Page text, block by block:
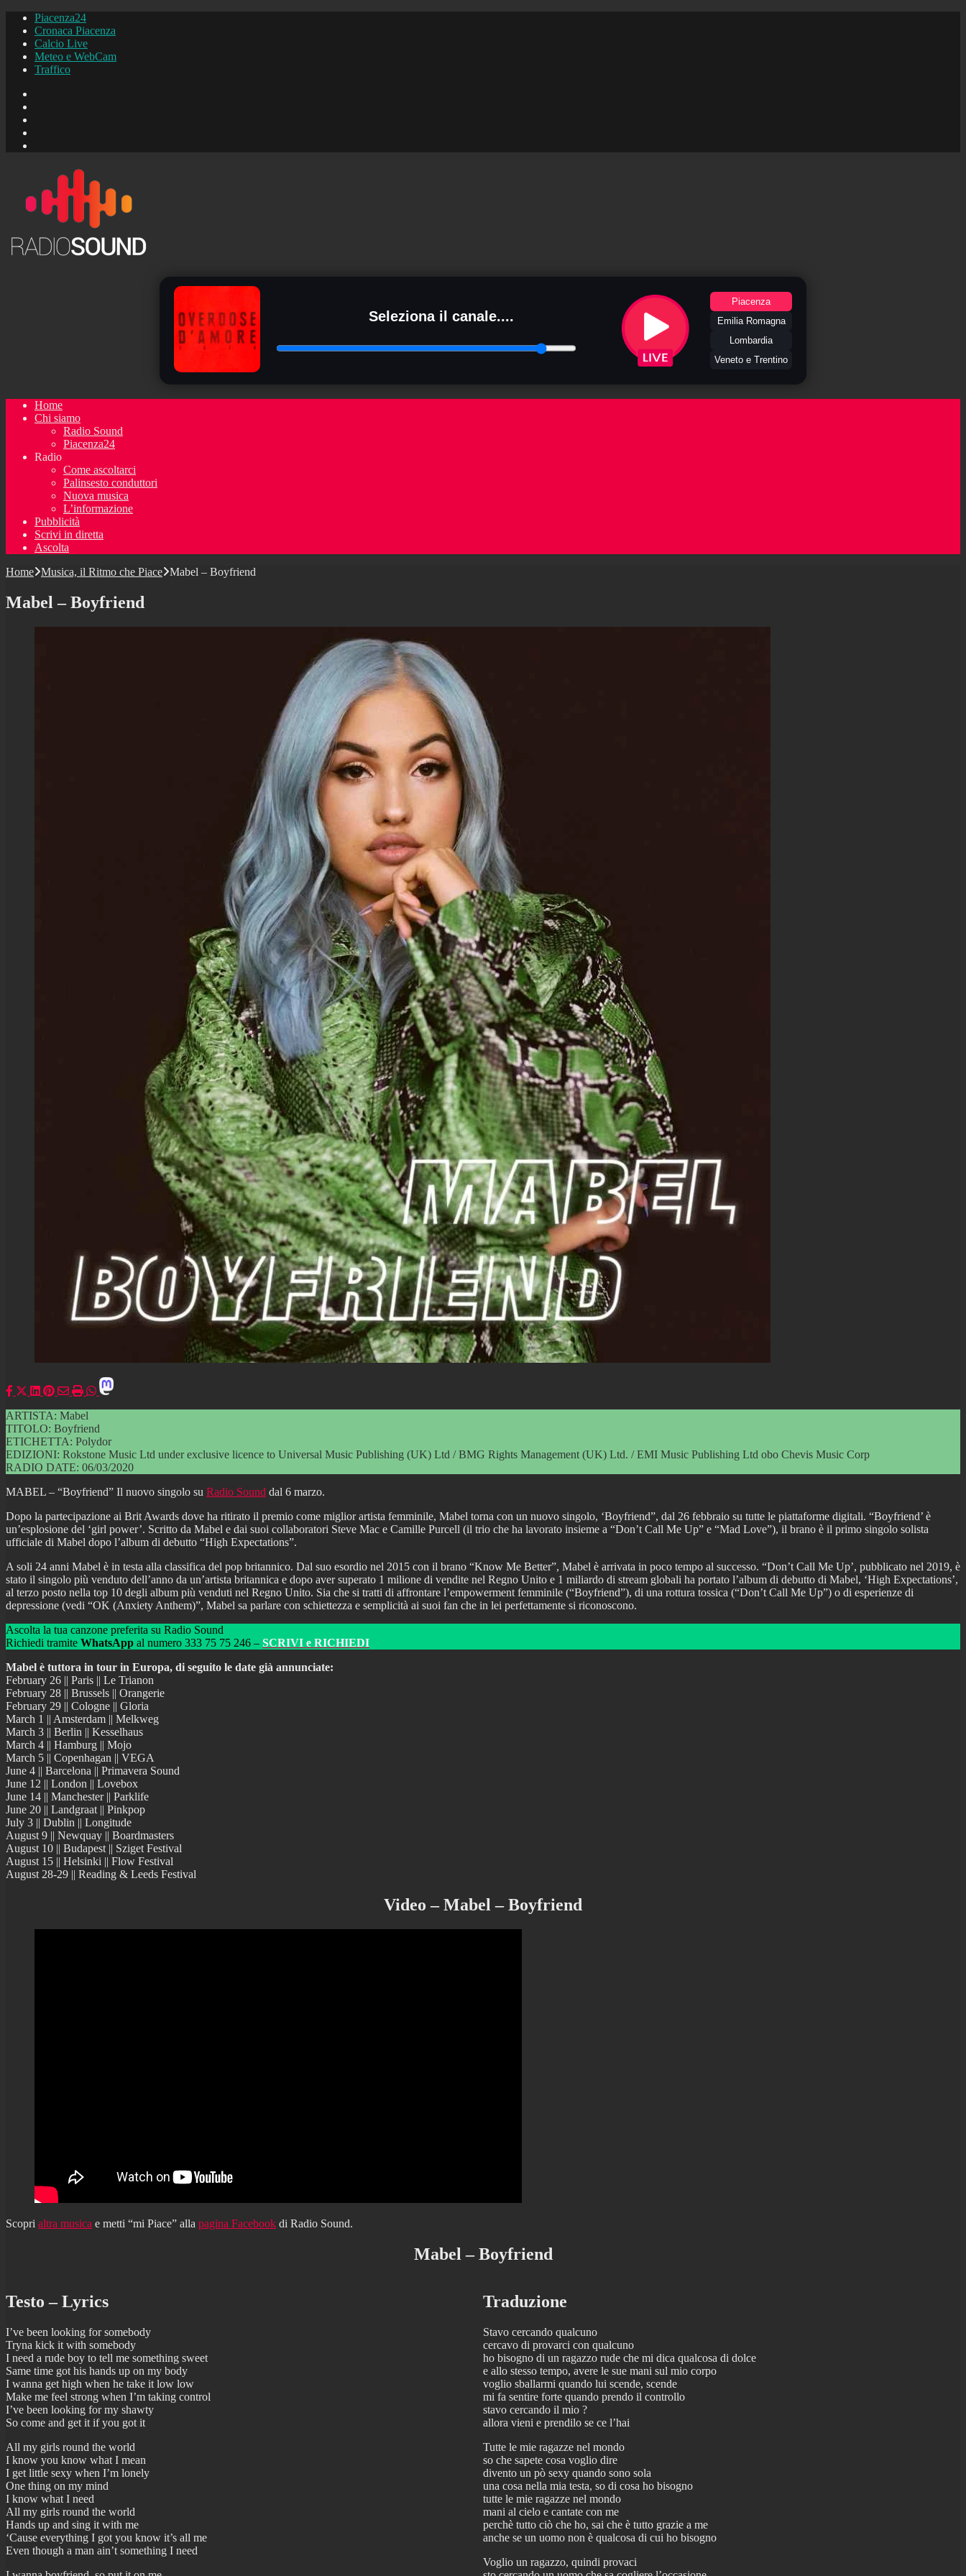
Piacenza24
Cronaca Piacenza
Calcio Live
Meteo e WebCam
Traffico
Seleziona il canale....
Piacenza
Emilia Romagna
Lombardia
Veneto e Trentino
Home
Chi siamo
Radio Sound
Piacenza24
Radio
Come ascoltarci
Palinsesto conduttori
Nuova musica
L’informazione
Pubblicità
Scrivi in diretta
Ascolta
Home Musica, il Ritmo che Piace Mabel – Boyfriend
Mabel – Boyfriend
ARTISTA: Mabel
TITOLO: Boyfriend
ETICHETTA: Polydor
EDIZIONI: Rokstone Music Ltd under exclusive licence to Universal Music Publishing (UK) Ltd / BMG Rights Management (UK) Ltd. / EMI Music Publishing Ltd obo Chevis Music Corp
RADIO DATE: 06/03/2020
MABEL – “Boyfriend” Il nuovo singolo su Radio Sound dal 6 marzo.
Dopo la partecipazione ai Brit Awards dove ha ritirato il premio come miglior artista femminile, Mabel torna con un nuovo singolo, ‘Boyfriend”, dal 26 febbraio su tutte le piattaforme digitali. “Boyfriend’ è
un’esplosione del ‘girl power’. Scritto da Mabel e dai suoi collaboratori Steve Mac e Camille Purcell (il trio che ha lavorato insieme a “Don’t Call Me Up” e “Mad Love”), il brano è il primo singolo solista
ufficiale di Mabel dopo l’album di debutto “High Expectations”.
A soli 24 anni Mabel è in testa alla classifica del pop britannico. Dal suo esordio nel 2015 con il brano “Know Me Better”, Mabel è arrivata in poco tempo al successo. “Don’t Call Me Up’, pubblicato nel 2019, è
stato il singolo più venduto dell’anno da un’artista britannica e dopo aver superato 1 milione di vendite nel Regno Unito e 1 miliardo di stream globali ha portato l’album di debutto di Mabel, ‘High Expectations’,
al terzo posto nella top 10 degli album più venduti nel Regno Unito. Sia che si tratti di affrontare l’empowerment femminile (“Boyfriend”), di una rottura tossica (“Don’t Call Me Up”) o di esperienze di
depressione (vedi “OK (Anxiety Anthem)”, Mabel sa parlare con schiettezza e semplicità ai suoi fan che in lei perfettamente si riconoscono.
Ascolta la tua canzone preferita su Radio Sound
Richiedi tramite WhatsApp al numero 333 75 75 246 – SCRIVI e RICHIEDI
Mabel è tuttora in tour in Europa, di seguito le date già annunciate:
February 26 || Paris || Le Trianon
February 28 || Brussels || Orangerie
February 29 || Cologne || Gloria
March 1 || Amsterdam || Melkweg
March 3 || Berlin || Kesselhaus
March 4 || Hamburg || Mojo
March 5 || Copenhagan || VEGA
June 4 || Barcelona || Primavera Sound
June 12 || London || Lovebox
June 14 || Manchester || Parklife
June 20 || Landgraat || Pinkpop
July 3 || Dublin || Longitude
August 9 || Newquay || Boardmasters
August 10 || Budapest || Sziget Festival
August 15 || Helsinki || Flow Festival
August 28-29 || Reading & Leeds Festival
Video – Mabel – Boyfriend
Scopri altra musica e metti “mi Piace” alla pagina Facebook di Radio Sound.
Mabel – Boyfriend
Testo – Lyrics
I’ve been looking for somebody
Tryna kick it with somebody
I need a rude boy to tell me something sweet
Same time got his hands up on my body
I wanna get high when he take it low low
Make me feel strong when I’m taking control
I’ve been looking for my shawty
So come and get it if you got it
All my girls round the world
I know you know what I mean
I get little sexy when I’m lonely
One thing on my mind
I know what I need
All my girls round the world
Hands up and sing it with me
‘Cause everything I got you know it’s all me
Even though a man ain’t something I need
Traduzione
Stavo cercando qualcuno
cercavo di provarci con qualcuno
ho bisogno di un ragazzo rude che mi dica qualcosa di dolce
e allo stesso tempo, avere le sue mani sul mio corpo
voglio sballarmi quando lui scende, scende
mi fa sentire forte quando prendo il controllo
stavo cercando il mio ?
allora vieni e prendilo se ce l’hai
Tutte le mie ragazze nel mondo
so che sapete cosa voglio dire
divento un pò sexy quando sono sola
una cosa nella mia testa, so di cosa ho bisogno
tutte le mie ragazze nel mondo
mani al cielo e cantate con me
perchè tutto ciò che ho, sai che è tutto grazie a me
anche se un uomo non è qualcosa di cui ho bisogno
Voglio un ragazzo, quindi provaci